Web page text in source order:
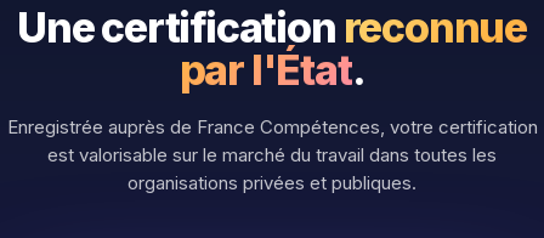
Une certification reconnue
par l'État.
Enregistrée auprès de France Compétences, votre certification
est valorisable sur le marché du travail dans toutes les
organisations privées et publiques.